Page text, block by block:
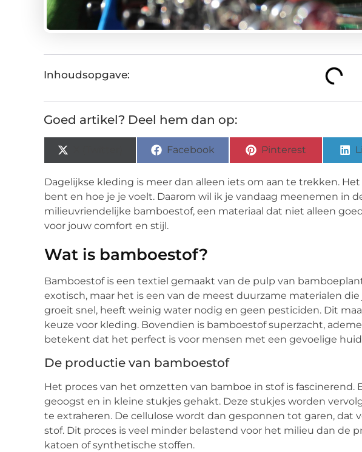
Inhoudsopgave:
Goed artikel? Deel hem dan op:
Facebook Pinterest
Dagelijkse kleding is meer dan alleen iets om aan te trekken.
bent en hoe je je voelt. Daarom wil ik je vandaag meenemen in
milieuvriendelijke bamboestof, een materiaal dat niet alleen
voor jouw comfort en stijl.
Wat is bamboestof?
Bamboestof is een textiel gemaakt van de pulp van
exotisch, maar het is een van de meest duurzame materialen
groeit snel, heeft weinig water nodig en geen pesticiden. Dit
keuze voor kleding. Bovendien is bamboestof superzacht,
betekent dat het perfect is voor mensen met een gevoelige
De productie van bamboestof
Het proces van het omzetten van bamboe in stof is fascinerend.
geoogst en in kleine stukjes gehakt. Deze stukjes worden
te extraheren. De cellulose wordt dan gesponnen tot garen, dat
stof. Dit proces is veel minder belastend voor het milieu dan de
katoen of synthetische stoffen.